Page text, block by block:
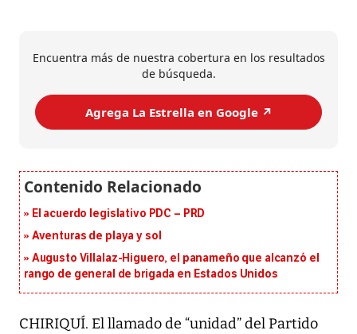
Encuentra más de nuestra cobertura en los resultados
de búsqueda.
Agrega La Estrella en Google ↗️
El acuerdo legislativo PDC – PRD
Aventuras de playa y sol
Augusto Villalaz-Higuero, el panameño que alcanzó el
rango de general de brigada en Estados Unidos
CHIRIQUÍ. El llamado de “unidad” del Partido